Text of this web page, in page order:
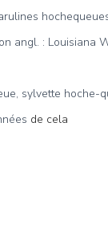
angl. : Louisiana
sylvette hoche-
de cela